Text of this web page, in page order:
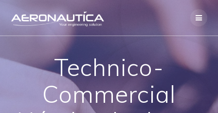
Technico-
Commercial